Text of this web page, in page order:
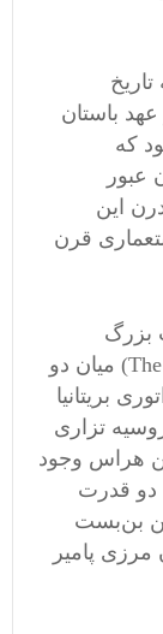
باستان
که
عبور
این
قرن
بزرگ
معروف به «بازی بزرگ» (The Great Game) میان دو
بریتانیا
تزاری
هراس وجود
دو قدرت
بن‌بست
پامیر